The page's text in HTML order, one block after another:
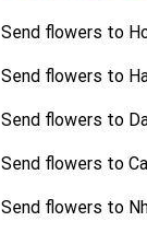
Send flowers to
Send flowers to
Send flowers to
Send flowers to
Send flowers to